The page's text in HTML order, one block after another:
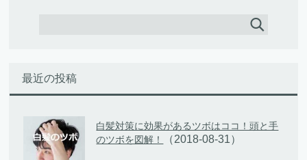
最近の投稿
白髪対策に効果があるツボはココ！頭と手
のツボを図解！
（2018-08-31）